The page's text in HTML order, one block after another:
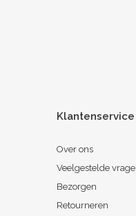
Klantenservice
Over ons
Veelgestelde
Bezorgen
Retourneren